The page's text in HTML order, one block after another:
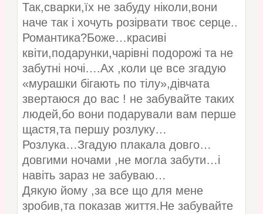
Так,сварки,їх не забуду ніколи,вони
наче так і хочуть розірвати твоє серце..
Романтика?Боже…красиві
квіти,подарунки,чарівні подорожі та не
забутні ночі….Ах ,коли це все згадую
«мурашки бігають по тілу»,дівчата
звертаюся до вас ! не забувайте таких
людей,бо вони подарували вам перше
щастя,та першу розлуку…
Розлука…Згадую плакала довго…
довгими ночами ,не могла забути…і
навіть зараз не забуваю…
Дякую йому ,за все що для мене
зробив,та показав життя.Не забувайте